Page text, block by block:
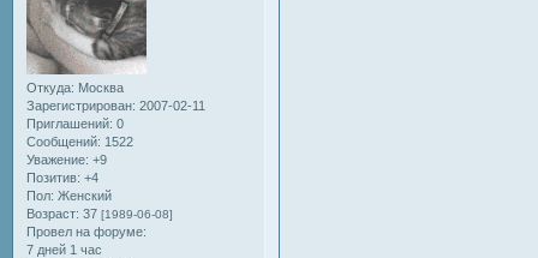
Откуда: Москва
Зарегистрирован: 2007-02-11
Приглашений: 0
Сообщений: 1522
Уважение: +9
Позитив: +4
Пол: Женский
Возраст: 37 [1989-06-08]
Провел на форуме:
7 дней 1 час